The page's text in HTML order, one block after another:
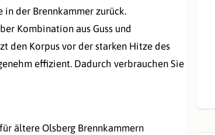
in der Brennkammer zurück.
Kombination aus Guss und
den Korpus vor der starken Hitze des
effizient. Dadurch verbrauchen Sie
ältere Olsberg Brennkammern